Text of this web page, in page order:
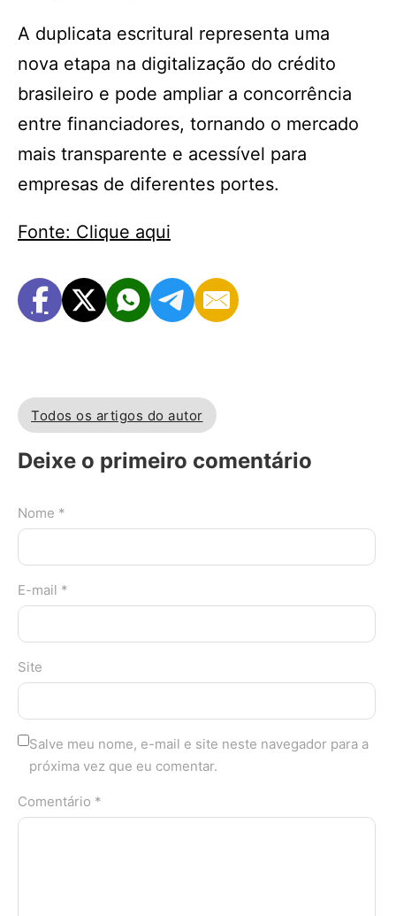
A duplicata escritural representa uma
nova etapa na digitalização do crédito
brasileiro e pode ampliar a concorrência
entre financiadores, tornando o mercado
mais transparente e acessível para
empresas de diferentes portes.
Fonte: Clique aqui
Todos os artigos do autor
Deixe o primeiro comentário
Nome *
E-mail *
Site
Salve meu nome, e-mail e site neste navegador para a
próxima vez que eu comentar.
Comentário *